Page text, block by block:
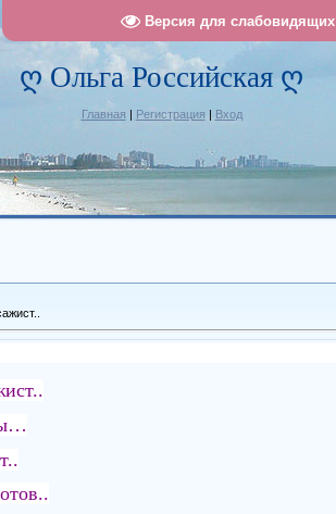
Версия для слабовидящих
ღ Ольга Российская ღ
Главная | Регистрация | Вход